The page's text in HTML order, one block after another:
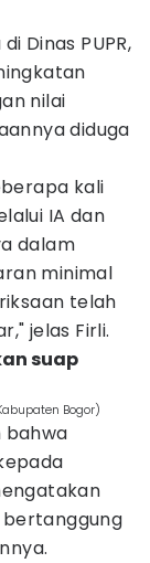
Dinas PUPR,
nilai
diduga
kali
IA dan
dalam
minimal
telah
jelas Firli.
suap
Bogor)
bahwa